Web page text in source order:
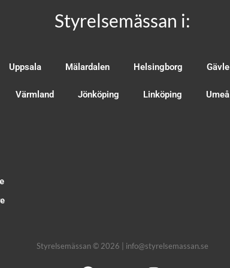
Styrelsemässan i:
Uppsala Mälardalen Helsingborg Gävle
Värmland Jönköping Linköping Umeå
Styrelsemässan © 2026 | info@styrelsemassan.se